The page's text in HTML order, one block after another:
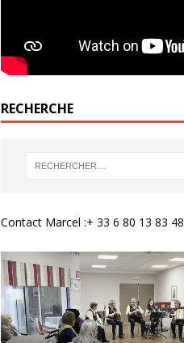
RECHERCHE
Contact Marcel :+ 33 6 80 13 83 48